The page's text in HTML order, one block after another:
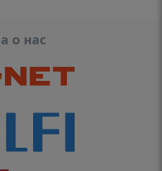
о нас